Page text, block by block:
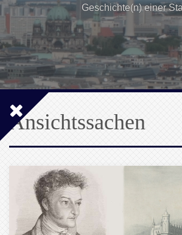
Geschichte(n) einer
Ansichtssachen